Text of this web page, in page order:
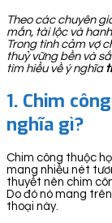
Theo các chuyên
mắn, tài lộc và
Trong tình cảm vợ
thuỷ vững bền và
tìm hiểu về ý nghĩa
1. Chim
nghĩa gì?
Chim công thuộc
mang nhiều nét
thuyết nên chim
Do đó nó mang
thoại này.